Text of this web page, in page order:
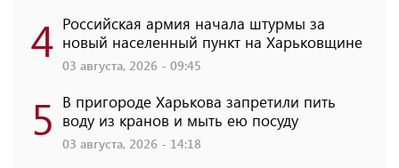
4 Российская армия начала штурмы за
новый населенный пункт на Харьковщине
03 августа, 2026 - 09:45
5 В пригороде Харькова запретили пить
воду из кранов и мыть ею посуду
03 августа, 2026 - 14:18